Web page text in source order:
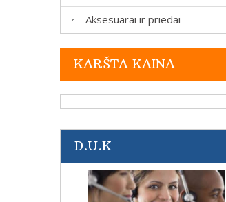
Aksesuarai ir priedai
KARŠTA KAINA
D.U.K